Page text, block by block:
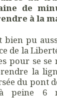
de
à la
bien pu
de la
pour se
la
du pont
peine 6